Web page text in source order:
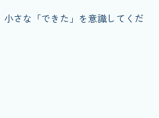
さな「できた」を意識してくだ